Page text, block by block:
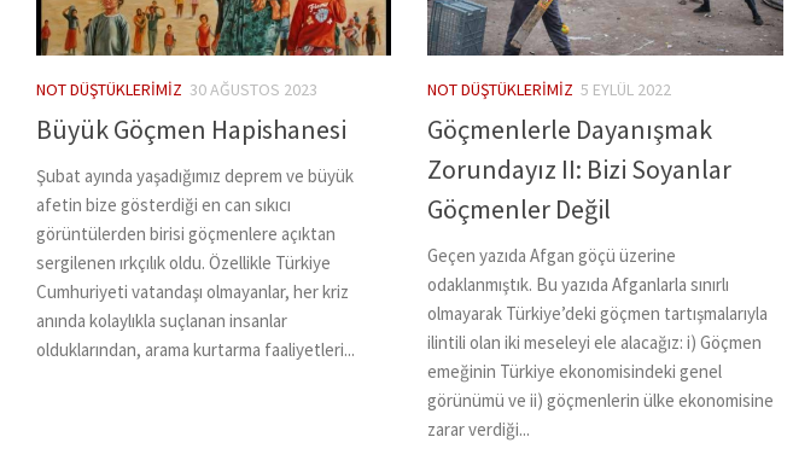
NOT DÜŞTÜKLERIMIZ 30 AĞUSTOS 2023
Büyük Göçmen Hapishanesi
Şubat ayında yaşadığımız deprem ve büyük
afetin bize gösterdiği en can sıkıcı
görüntülerden birisi göçmenlere açıktan
sergilenen ırkçılık oldu. Özellikle Türkiye
Cumhuriyeti vatandaşı olmayanlar, her kriz
anında kolaylıkla suçlanan insanlar
olduklarından, arama kurtarma faaliyetleri...
NOT DÜŞTÜKLERIMIZ 5 EYLÜL 2022
Göçmenlerle Dayanışmak
Zorundayız II: Bizi Soyanlar
Göçmenler Değil
Geçen yazıda Afgan göçü üzerine
odaklanmıştık. Bu yazıda Afganlarla sınırlı
olmayarak Türkiye’deki göçmen tartışmalarıyla
ilintili olan iki meseleyi ele alacağız: i) Göçmen
emeğinin Türkiye ekonomisindeki genel
görünümü ve ii) göçmenlerin ülke ekonomisine
zarar verdiği...